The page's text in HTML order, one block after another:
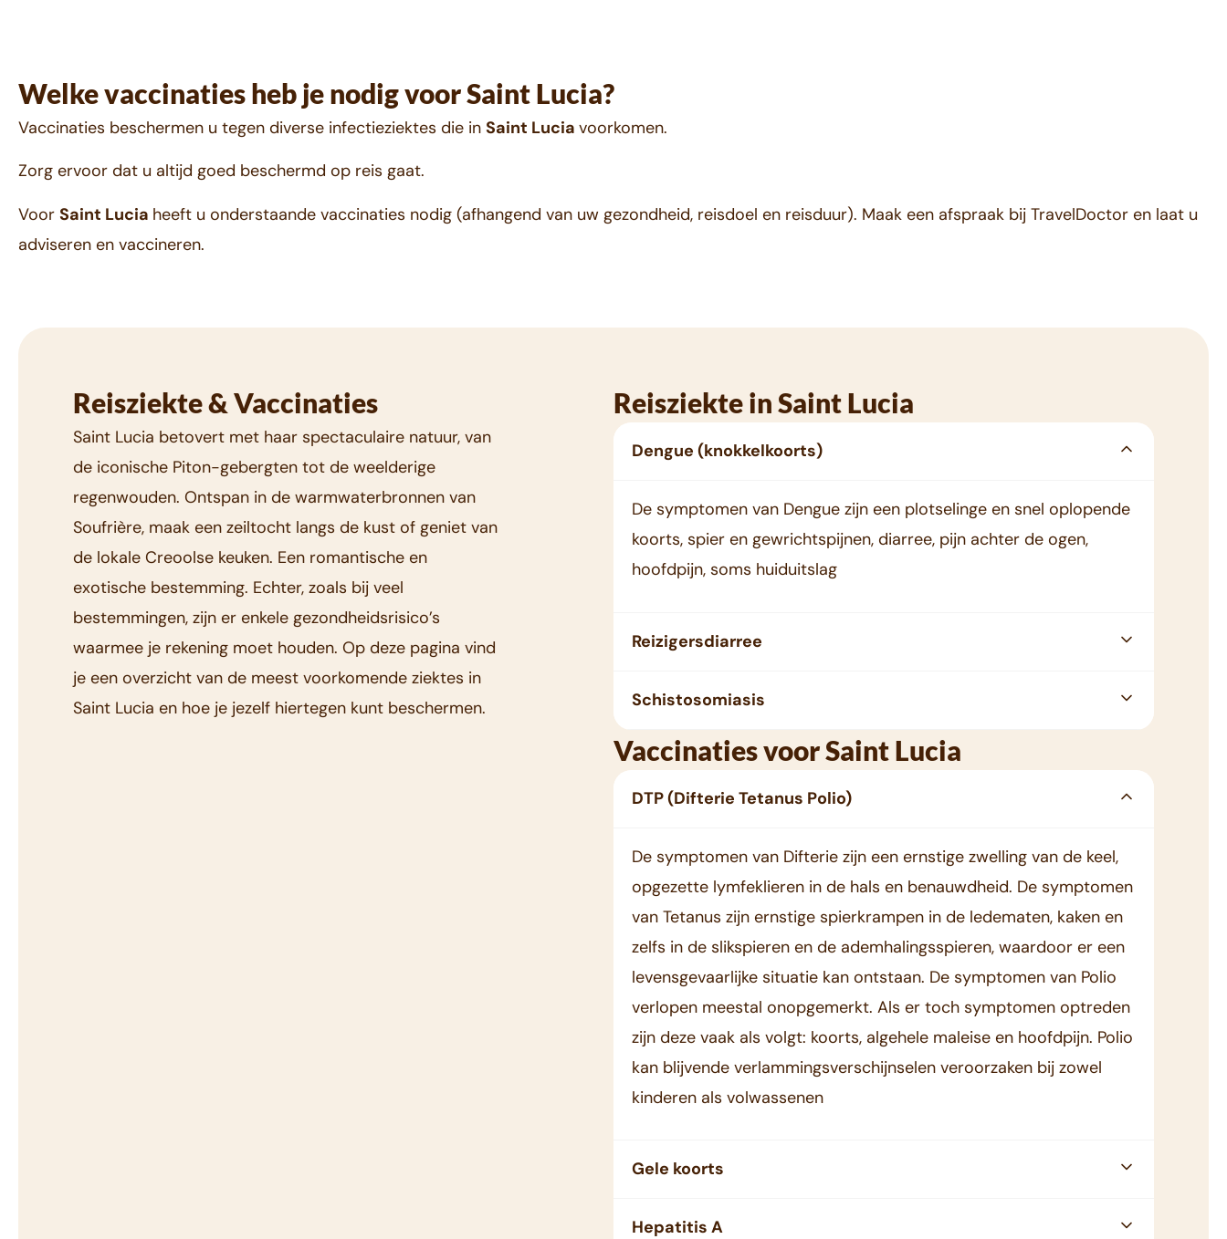
Welke vaccinaties heb je nodig voor Saint Lucia?
Vaccinaties beschermen u tegen diverse infectieziektes die in Saint Lucia voorkomen.
Zorg ervoor dat u altijd goed beschermd op reis gaat.
Voor Saint Lucia heeft u onderstaande vaccinaties nodig (afhangend van uw gezondheid, reisdoel en reisduur). Maak een afspraak bij TravelDoctor en laat u
adviseren en vaccineren.
Reisziekte & Vaccinaties
Saint Lucia betovert met haar spectaculaire natuur, van
de iconische Piton-gebergten tot de weelderige
regenwouden. Ontspan in de warmwaterbronnen van
Soufrière, maak een zeiltocht langs de kust of geniet van
de lokale Creoolse keuken. Een romantische en
exotische bestemming. Echter, zoals bij veel
bestemmingen, zijn er enkele gezondheidsrisico’s
waarmee je rekening moet houden. Op deze pagina vind
je een overzicht van de meest voorkomende ziektes in
Saint Lucia en hoe je jezelf hiertegen kunt beschermen.
Reisziekte in Saint Lucia
Dengue (knokkelkoorts)
De symptomen van Dengue zijn een plotselinge en snel oplopende
koorts, spier en gewrichtspijnen, diarree, pijn achter de ogen,
hoofdpijn, soms huiduitslag
Reizigersdiarree
Schistosomiasis
Vaccinaties voor Saint Lucia
DTP (Difterie Tetanus Polio)
De symptomen van Difterie zijn een ernstige zwelling van de keel,
opgezette lymfeklieren in de hals en benauwdheid. De symptomen
van Tetanus zijn ernstige spierkrampen in de ledematen, kaken en
zelfs in de slikspieren en de ademhalingsspieren, waardoor er een
levensgevaarlijke situatie kan ontstaan. De symptomen van Polio
verlopen meestal onopgemerkt. Als er toch symptomen optreden
zijn deze vaak als volgt: koorts, algehele maleise en hoofdpijn. Polio
kan blijvende verlammingsverschijnselen veroorzaken bij zowel
kinderen als volwassenen
Gele koorts
Hepatitis A